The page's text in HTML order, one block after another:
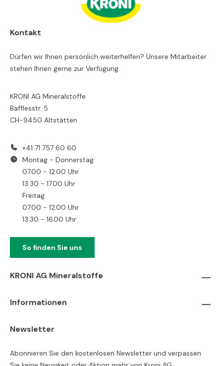
Kontakt
Dürfen wir Ihnen persönlich weiterhelfen? Unsere Mitarbeiter
stehen Ihnen gerne zur Verfügung.
KRONI AG Mineralstoffe
Bafflesstr. 5
CH-9450 Altstätten
+41 71 757 60 60
Montag - Donnerstag
07.00 - 12.00 Uhr
13.30 - 17.00 Uhr
Freitag
07.00 - 12.00 Uhr
13.30 - 16.00 Uhr
So finden Sie uns
KRONI AG Mineralstoffe
Informationen
Newsletter
Abonnieren Sie den kostenlosen Newsletter und verpassen